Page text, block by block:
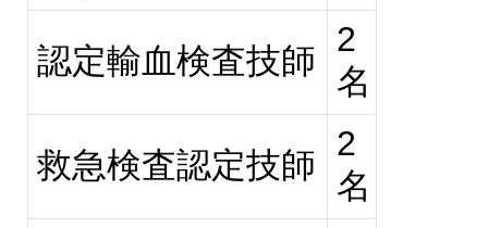
認定輸血検査技師
2
名
救急検査認定技師
2
名